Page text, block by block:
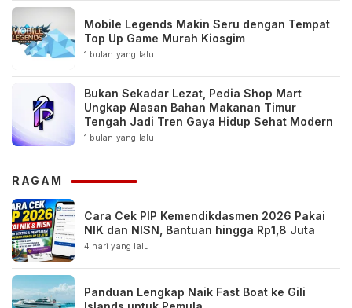
Mobile Legends Makin Seru dengan Tempat
Top Up Game Murah Kiosgim
1 bulan yang lalu
Bukan Sekadar Lezat, Pedia Shop Mart
Ungkap Alasan Bahan Makanan Timur
Tengah Jadi Tren Gaya Hidup Sehat Modern
1 bulan yang lalu
RAGAM
Cara Cek PIP Kemendikdasmen 2026 Pakai
NIK dan NISN, Bantuan hingga Rp1,8 Juta
4 hari yang lalu
Panduan Lengkap Naik Fast Boat ke Gili